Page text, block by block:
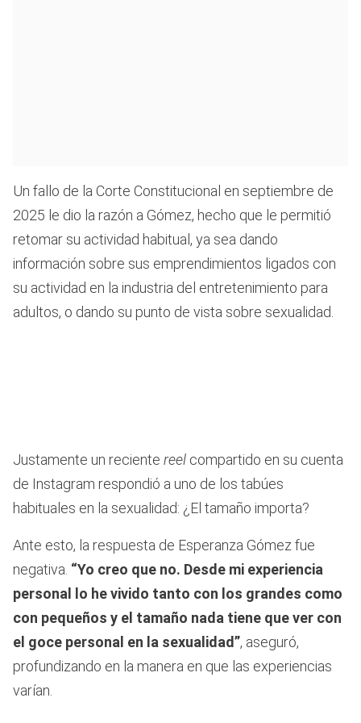
Un fallo de la Corte Constitucional en septiembre de
2025 le dio la razón a Gómez, hecho que le permitió
retomar su actividad habitual, ya sea dando
información sobre sus emprendimientos ligados con
su actividad en la industria del entretenimiento para
adultos, o dando su punto de vista sobre sexualidad.
Justamente un reciente reel compartido en su cuenta
de Instagram respondió a uno de los tabúes
habituales en la sexualidad: ¿El tamaño importa?
Ante esto, la respuesta de Esperanza Gómez fue
negativa. “Yo creo que no. Desde mi experiencia
personal lo he vivido tanto con los grandes como
con pequeños y el tamaño nada tiene que ver con
el goce personal en la sexualidad”, aseguró,
profundizando en la manera en que las experiencias
varían.